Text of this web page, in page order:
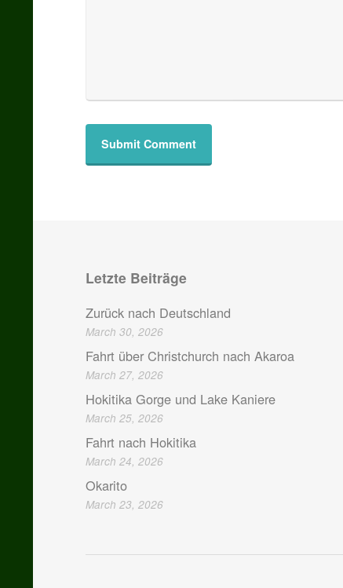
Letzte Beiträge
Zurück nach Deutschland
March 30, 2026
Fahrt über Christchurch nach Akaroa
March 27, 2026
Hokitika Gorge und Lake Kaniere
March 25, 2026
Fahrt nach Hokitika
March 24, 2026
Okarito
March 23, 2026